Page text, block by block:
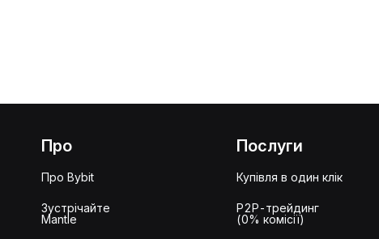
Про
Про Bybit
Зустрічайте
Mantle
Послуги
Купівля в один клік
P2P-трейдинг
(0% комісії)